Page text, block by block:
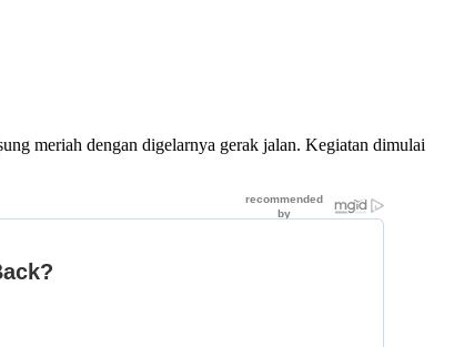
meriah dengan digelarnya gerak jalan. Kegiatan dimulai